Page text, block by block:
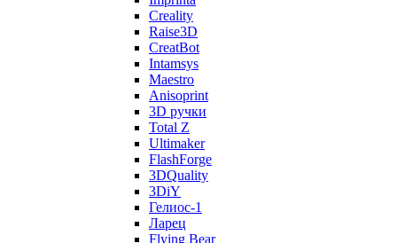
Creality
Raise3D
CreatBot
Intamsys
Maestro
Anisoprint
3D ручки
Total Z
Ultimaker
FlashForge
3DQuality
3DiY
Гелиос-1
Ларец
Flying Bear